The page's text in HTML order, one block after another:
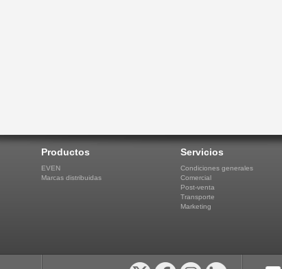
Productos
EVEN
Marcas distribuidas
Servicios
Condiciones generales
Comercial
Post-venta
Transporte
Marketing